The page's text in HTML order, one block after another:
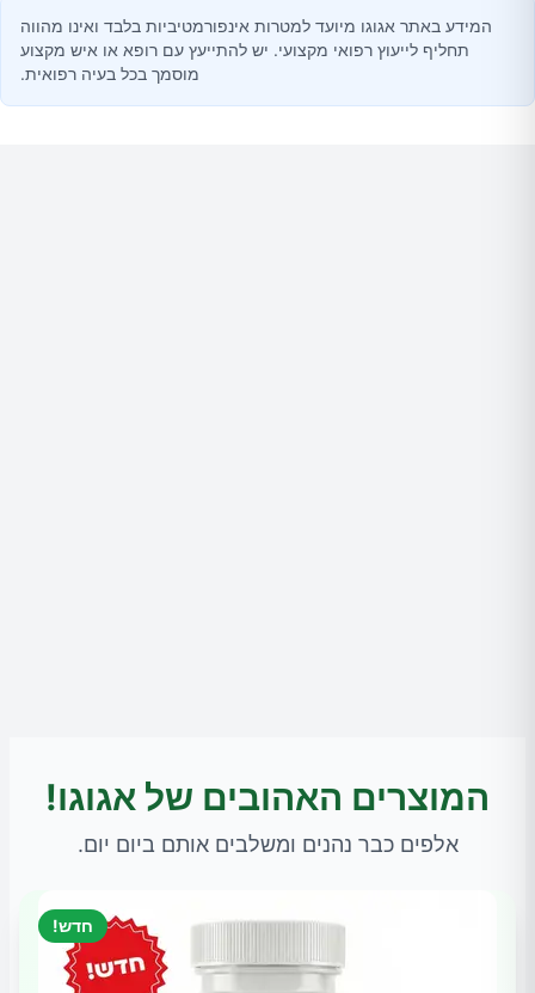
המידע באתר אגוגו מיועד למטרות אינפורמטיביות בלבד ואינו מהווה
תחליף לייעוץ רפואי מקצועי. יש להתייעץ עם רופא או איש מקצוע
מוסמך בכל בעיה רפואית.
המוצרים האהובים של אגוגו!
אלפים כבר נהנים ומשלבים אותם ביום יום.
חדש!